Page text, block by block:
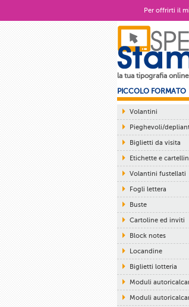
Per offrirti il
la tua tipografia online
PICCOLO FORMATO
Volantini
Pieghevoli/
Biglietti da visita
Etichette e
Volantini fustellati
Fogli lettera
Buste
Cartoline ed inviti
Block notes
Locandine
Biglietti lotteria
Moduli
Moduli